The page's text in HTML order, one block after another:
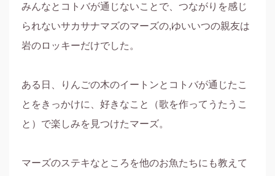
みんなとコトバが通じないことで、つながりを感じ
られないサカサナマズのマーズの,ゆいいつの親友は
岩のロッキーだけでした。
ある日、りんごの木のイートンとコトバが通じたこ
とをきっかけに、好きなこと（歌を作ってうたうこ
と）で楽しみを見つけたマーズ。
マーズのステキなところを他のお魚たちにも教えて